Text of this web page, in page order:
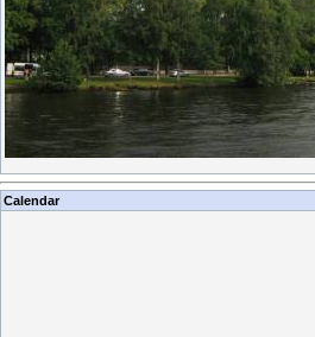
Calendar